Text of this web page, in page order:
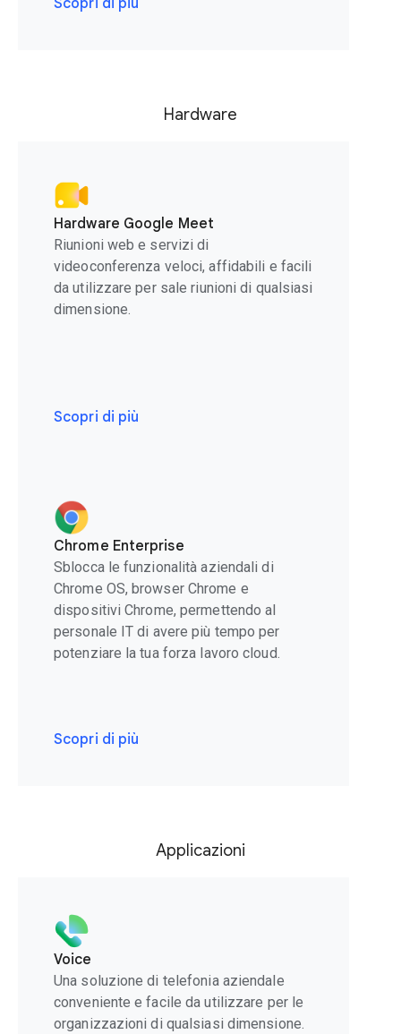
Scopri di più
Hardware
Hardware Google Meet
Riunioni web e servizi di
videoconferenza veloci, affidabili e facili
da utilizzare per sale riunioni di qualsiasi
dimensione.
Scopri di più
Chrome Enterprise
Sblocca le funzionalità aziendali di
Chrome OS, browser Chrome e
dispositivi Chrome, permettendo al
personale IT di avere più tempo per
potenziare la tua forza lavoro cloud.
Scopri di più
Applicazioni
Voice
Una soluzione di telefonia aziendale
conveniente e facile da utilizzare per le
organizzazioni di qualsiasi dimensione.